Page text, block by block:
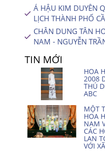
Á HẬU KIM DUYÊN
LỊCH THÀNH PHỐ
CHÂN DUNG TÂN
NAM - NGUYỄN
TIN MỚI
HOA
2008
THÚ
ABC
MỘT
HOA
NAM
CÁC
LAN
VỚI